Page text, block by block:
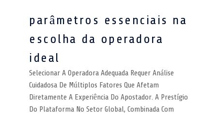
parâmetros essenciais na
escolha da operadora
ideal
Selecionar A Operadora Adequada Requer Análise
Cuidadosa De Múltiplos Fatores Que Afetam
Diretamente A Experiência Do Apostador. A Prestígio
Do Plataforma No Setor Global, Combinada Com